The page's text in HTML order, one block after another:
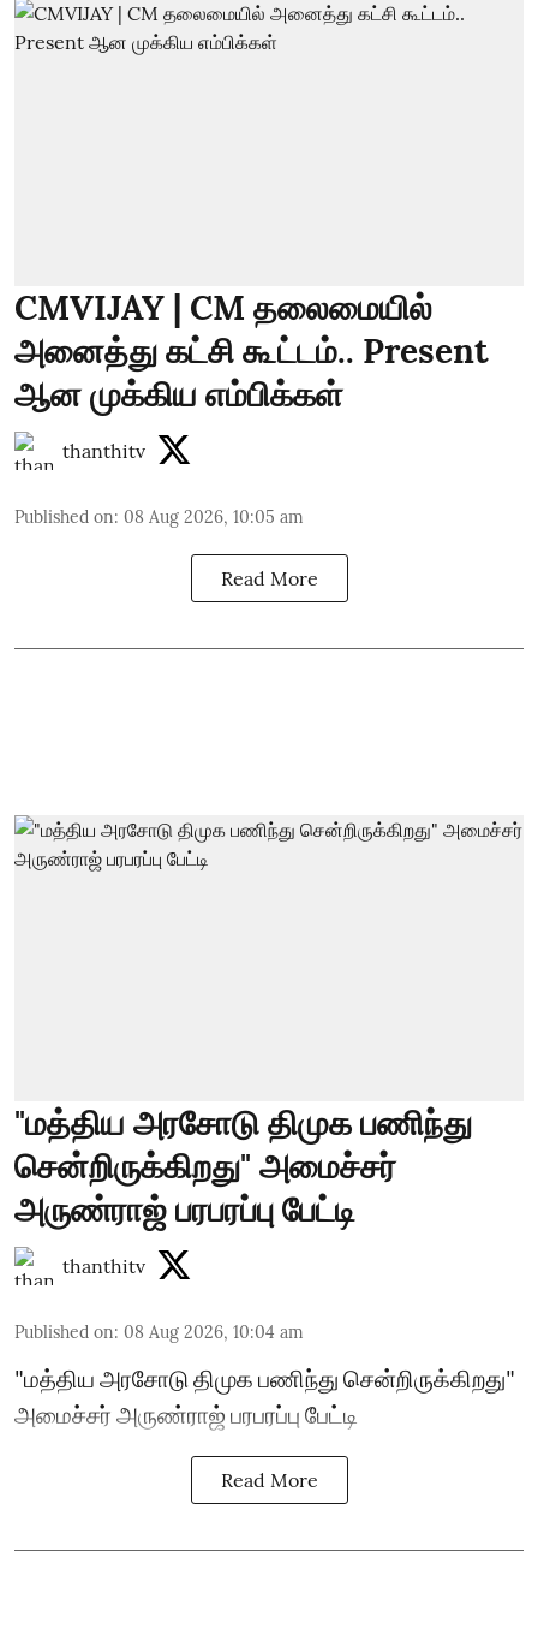
CMVIJAY | CM தலைமையில்
அனைத்து கட்சி கூட்டம்.. Present
ஆன முக்கிய எம்பிக்கள்
thanthitv
Published on: 08 Aug 2026, 10:05 am
Read More
"மத்திய அரசோடு திமுக பணிந்து
சென்றிருக்கிறது" அமைச்சர்
அருண்ராஜ் பரபரப்பு பேட்டி
thanthitv
Published on: 08 Aug 2026, 10:04 am
"மத்திய அரசோடு திமுக பணிந்து சென்றிருக்கிறது"
அமைச்சர் அருண்ராஜ் பரபரப்பு பேட்டி
Read More